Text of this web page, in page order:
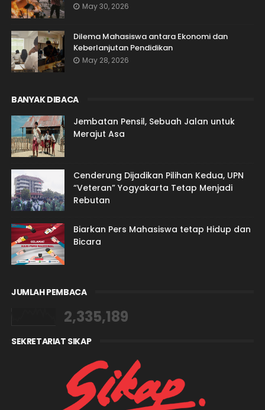
May 30, 2026
Dilema Mahasiswa antara Ekonomi dan
Keberlanjutan Pendidikan
May 28, 2026
BANYAK DIBACA
Jembatan Pensil, Sebuah Jalan untuk
Merajut Asa
Cenderung Dijadikan Pilihan Kedua, UPN
“Veteran” Yogyakarta Tetap Menjadi
Rebutan
Biarkan Pers Mahasiswa tetap Hidup dan
Bicara
JUMLAH PEMBACA
2,335,189
SEKRETARIAT SIKAP